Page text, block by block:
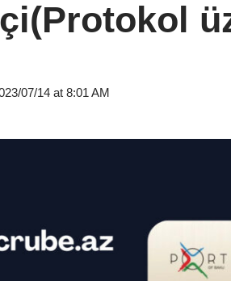
07/14 at 8:01 AM